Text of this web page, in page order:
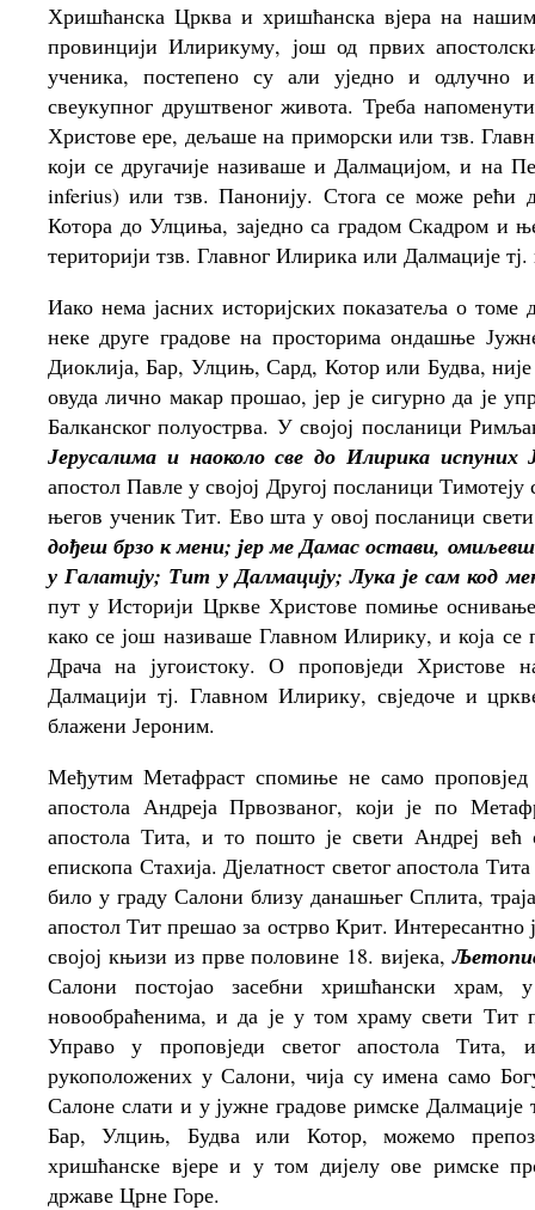
Хришћанска Црква и хришћанска вјера на
провинцији Илирикуму, још од првих
ученика, постепено су али уједно и одлучно
свеукупног друштвеног живота. Треба
Христове ере, дељаше на приморски или тзв.
који се другачије називаше и Далмацијом, и
inferius) или тзв. Панонију. Стога се може рећи
Котора до Улциња, заједно са градом Скадром и
територији тзв. Главног Илирика или Далмације тј.
Иако нема јасних историјских показатеља о
неке друге градове на просторима ондашње
Диоклија, Бар, Улцињ, Сард, Котор или Будва,
овуда лично макар прошао, јер је сигурно да је
Балканског полуострва. У својој посланици
Јерусалима и наоколо све до Илирика испуних
апостол Павле у својој Другој посланици
његов ученик Тит. Ево шта у овој посланици
дођеш брзо к мени; јер ме Дамас остави,
у Галатију; Тит у Далмацију; Лука је сам код
пут у Историји Цркве Христове помиње
како се још називаше Главном Илирику, и која
Драча на југоистоку. О проповједи Христове
Далмацији тј. Главном Илирику, свједоче и
блажени Јероним.
Међутим Метафраст спомиње не само
апостола Андреја Првозваног, који је по
апостола Тита, и то пошто је свети Андреј
епископа Стахија. Дјелатност светог апостола
било у граду Салони близу данашњег Сплита,
апостол Тит прешао за острво Крит.
својој књизи из прве половине 18. вијека,
Салони постојао засебни хришћански
новообраћенима, и да је у том храму свети Тит
Управо у проповједи светог апостола
рукоположених у Салони, чија су имена само
Салоне слати и у јужне градове римске
Бар, Улцињ, Будва или Котор, можемо
хришћанске вјере и у том дијелу ове римске
државе Црне Горе.